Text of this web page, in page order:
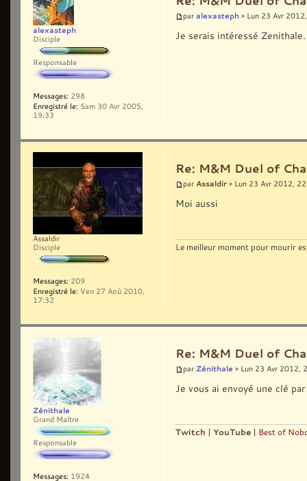
par alexasteph » Lun 23 Avr
Je serais intéressé Zenithale.
alexasteph
Disciple
Responsable
Messages: 298
Enregistré le: Sam 30 Avr 2005,
19:33
Re: M&M Duel of
par Assaldir » Lun 23 Avr 2012,
Moi aussi
Le meilleur moment pour mourir
Assaldir
Disciple
Messages: 209
Enregistré le: Ven 27 Aoû 2010,
17:32
Re: M&M Duel of
par Zénithale » Lun 23 Avr 2012,
Je vous ai envoyé une clé
Twitch | YouTube | Best of
Zénithale
Grand Maître
Responsable
Messages: 1924